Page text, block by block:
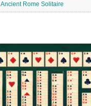
Ancient Rome Solitaire